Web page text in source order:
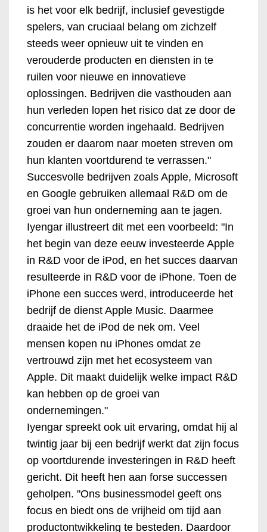
is het voor elk bedrijf, inclusief gevestigde
spelers, van cruciaal belang om zichzelf
steeds weer opnieuw uit te vinden en
verouderde producten en diensten in te
ruilen voor nieuwe en innovatieve
oplossingen. Bedrijven die vasthouden aan
hun verleden lopen het risico dat ze door de
concurrentie worden ingehaald. Bedrijven
zouden er daarom naar moeten streven om
hun klanten voortdurend te verrassen."
Succesvolle bedrijven zoals Apple, Microsoft
en Google gebruiken allemaal R&D om de
groei van hun onderneming aan te jagen.
Iyengar illustreert dit met een voorbeeld: "In
het begin van deze eeuw investeerde Apple
in R&D voor de iPod, en het succes daarvan
resulteerde in R&D voor de iPhone. Toen de
iPhone een succes werd, introduceerde het
bedrijf de dienst Apple Music. Daarmee
draaide het de iPod de nek om. Veel
mensen kopen nu iPhones omdat ze
vertrouwd zijn met het ecosysteem van
Apple. Dit maakt duidelijk welke impact R&D
kan hebben op de groei van
ondernemingen."
Iyengar spreekt ook uit ervaring, omdat hij al
twintig jaar bij een bedrijf werkt dat zijn focus
op voortdurende investeringen in R&D heeft
gericht. Dit heeft hen aan forse successen
geholpen. "Ons businessmodel geeft ons
focus en biedt ons de vrijheid om tijd aan
productontwikkeling te besteden. Daardoor